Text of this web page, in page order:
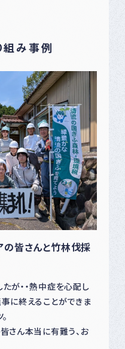
組み事例
の皆さんと竹林伐採
が・・熱中症を心配し
に終えることができま
さん本当に有難う、お